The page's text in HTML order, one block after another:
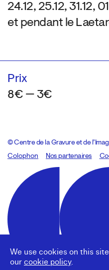
We use cookies on this
our cookie policy.
24.12, 25.12, 31.12,
et pendant le
Prix
8€ — 3€
© Centre de la Gravure et de
Colophon
Design:Marcel Kaczmarek, code:
Nos partenaires